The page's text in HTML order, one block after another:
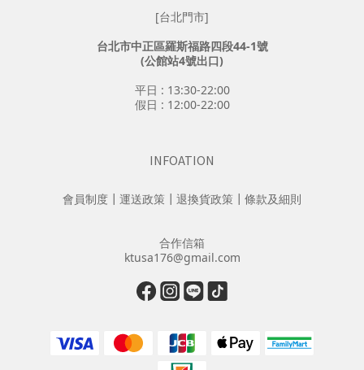
[台北門市]
台北市中正區羅斯福路四段44-1號
(公館站4號出口)
平日 : 13:30-22:00
假日 : 12:00-22:00
INFOATION
會員制度 ┃ 運送政策 ┃ 退換貨政策 ┃ 條款及細則
合作信箱
ktusa176@gmail.com